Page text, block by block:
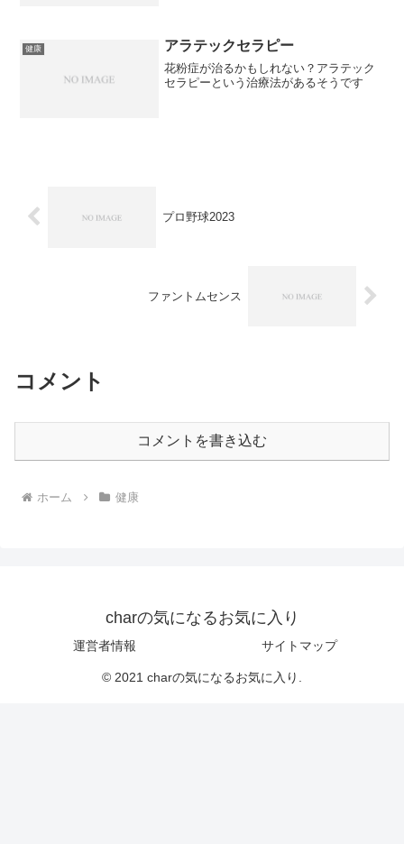
健康 アラテックセラピー
花粉症が治るかもしれない？アラテック
セラピーという治療法があるそうです
プロ野球2023
ファントムセンス
コメント
コメントを書き込む
ホーム 健康
charの気になるお気に入り
運営者情報 サイトマップ
© 2021 charの気になるお気に入り.